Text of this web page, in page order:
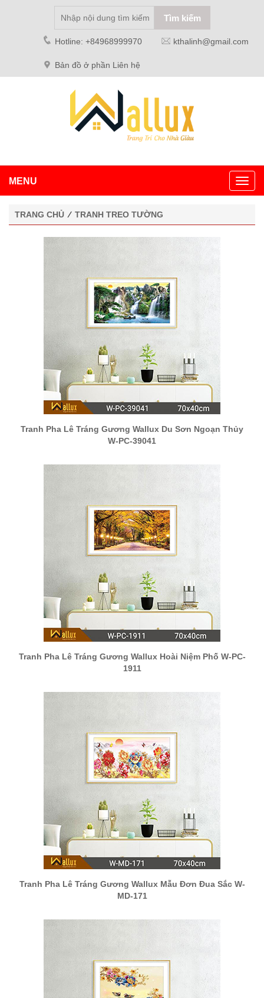
Hotline: +84968999970 kthalinh@gmail.com
Bản đồ ở phần Liên hệ
MENU
TRANG CHỦ ⁄ TRANH TREO TƯỜNG
Tranh Pha Lê Tráng Gương Wallux Du Sơn Ngoạn Thủy
W-PC-39041
Tranh Pha Lê Tráng Gương Wallux Hoài Niệm Phố W-PC-
1911
Tranh Pha Lê Tráng Gương Wallux Mẫu Đơn Đua Sắc W-
MD-171